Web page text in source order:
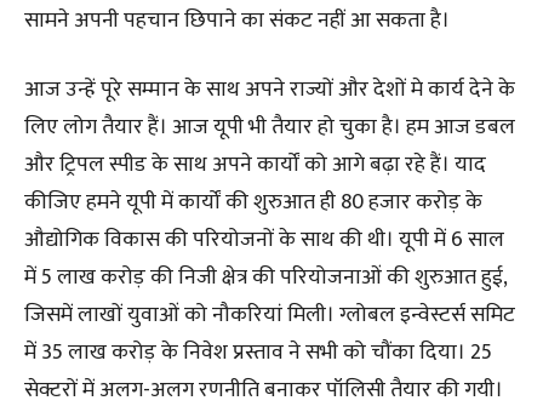
सामने अपनी पहचान छिपाने का संकट नहीं आ सकता है।
आज उन्हें पूरे सम्मान के साथ अपने राज्यों और देशों मे कार्य देने के
लिए लोग तैयार हैं। आज यूपी भी तैयार हो चुका है। हम आज डबल
और ट्रिपल स्पीड के साथ अपने कार्यों को आगे बढ़ा रहे हैं। याद
कीजिए हमने यूपी में कार्यों की शुरुआत ही 80 हजार करोड़ के
औद्योगिक विकास की परियोजनों के साथ की थी। यूपी में 6 साल
में 5 लाख करोड़ की निजी क्षेत्र की परियोजनाओं की शुरुआत हुई,
जिसमें लाखों युवाओं को नौकरियां मिली। ग्लोबल इन्वेस्टर्स समिट
में 35 लाख करोड़ के निवेश प्रस्ताव ने सभी को चौंका दिया। 25
सेक्टरों में अलग-अलग रणनीति बनाकर पॉलिसी तैयार की गयी।